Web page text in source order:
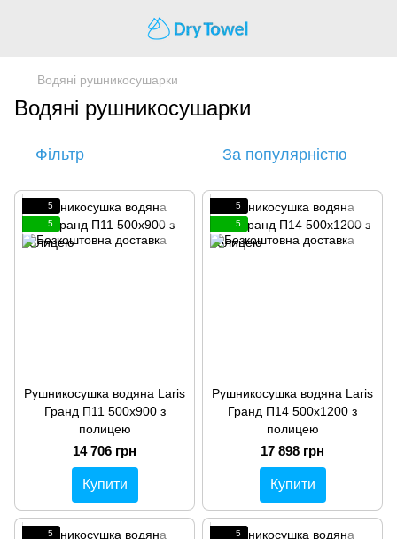
Водяні рушникосушарки
Водяні рушникосушарки
Фільтр За популярністю
5
5
Рушникосушка водяна Laris
Гранд П11 500х900 з
полицею
14 706 грн
Купити
5
5
Рушникосушка водяна Laris
Гранд П14 500х1200 з
полицею
17 898 грн
Купити
5
5